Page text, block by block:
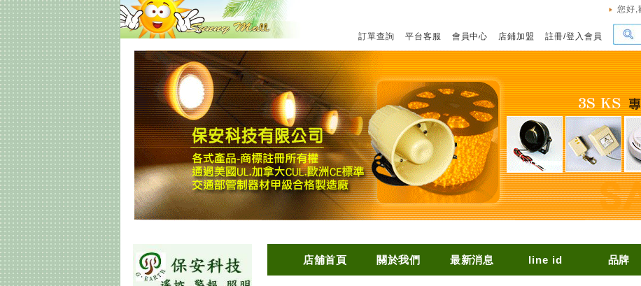
您好,
註冊/登入會員
店鋪加盟
會員中心
平台客服
訂單查詢
店舖首頁 關於我們 最新消息 line id 品牌